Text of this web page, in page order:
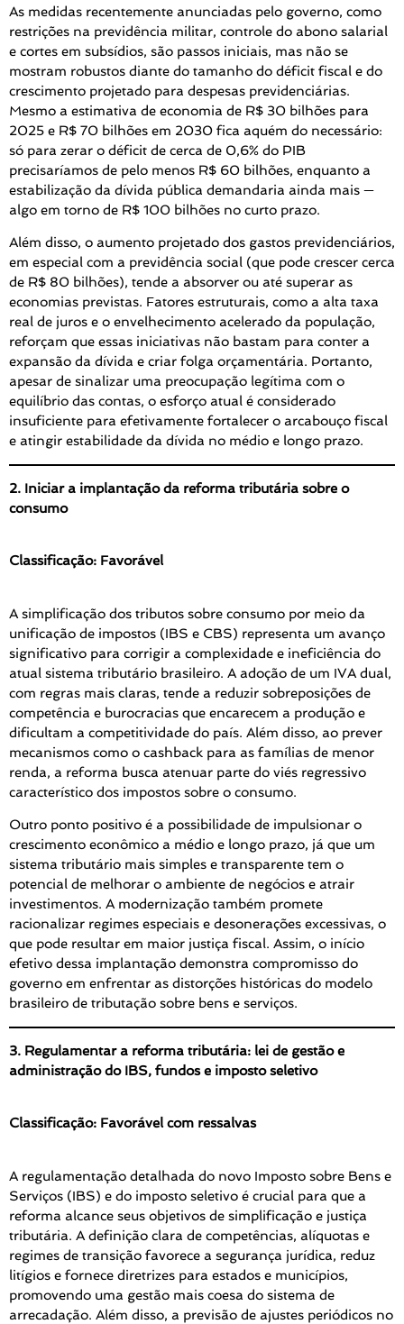
As medidas recentemente anunciadas pelo governo, como
restrições na previdência militar, controle do abono salarial
e cortes em subsídios, são passos iniciais, mas não se
mostram robustos diante do tamanho do déficit fiscal e do
crescimento projetado para despesas previdenciárias.
Mesmo a estimativa de economia de R$ 30 bilhões para
2025 e R$ 70 bilhões em 2030 fica aquém do necessário:
só para zerar o déficit de cerca de 0,6% do PIB
precisaríamos de pelo menos R$ 60 bilhões, enquanto a
estabilização da dívida pública demandaria ainda mais —
algo em torno de R$ 100 bilhões no curto prazo.
Além disso, o aumento projetado dos gastos previdenciários,
em especial com a previdência social (que pode crescer cerca
de R$ 80 bilhões), tende a absorver ou até superar as
economias previstas. Fatores estruturais, como a alta taxa
real de juros e o envelhecimento acelerado da população,
reforçam que essas iniciativas não bastam para conter a
expansão da dívida e criar folga orçamentária. Portanto,
apesar de sinalizar uma preocupação legítima com o
equilíbrio das contas, o esforço atual é considerado
insuficiente para efetivamente fortalecer o arcabouço fiscal
e atingir estabilidade da dívida no médio e longo prazo.
2. Iniciar a implantação da reforma tributária sobre o
consumo
Classificação: Favorável
A simplificação dos tributos sobre consumo por meio da
unificação de impostos (IBS e CBS) representa um avanço
significativo para corrigir a complexidade e ineficiência do
atual sistema tributário brasileiro. A adoção de um IVA dual,
com regras mais claras, tende a reduzir sobreposições de
competência e burocracias que encarecem a produção e
dificultam a competitividade do país. Além disso, ao prever
mecanismos como o cashback para as famílias de menor
renda, a reforma busca atenuar parte do viés regressivo
característico dos impostos sobre o consumo.
Outro ponto positivo é a possibilidade de impulsionar o
crescimento econômico a médio e longo prazo, já que um
sistema tributário mais simples e transparente tem o
potencial de melhorar o ambiente de negócios e atrair
investimentos. A modernização também promete
racionalizar regimes especiais e desonerações excessivas, o
que pode resultar em maior justiça fiscal. Assim, o início
efetivo dessa implantação demonstra compromisso do
governo em enfrentar as distorções históricas do modelo
brasileiro de tributação sobre bens e serviços.
3. Regulamentar a reforma tributária: lei de gestão e
administração do IBS, fundos e imposto seletivo
Classificação: Favorável com ressalvas
A regulamentação detalhada do novo Imposto sobre Bens e
Serviços (IBS) e do imposto seletivo é crucial para que a
reforma alcance seus objetivos de simplificação e justiça
tributária. A definição clara de competências, alíquotas e
regimes de transição favorece a segurança jurídica, reduz
litígios e fornece diretrizes para estados e municípios,
promovendo uma gestão mais coesa do sistema de
arrecadação. Além disso, a previsão de ajustes periódicos no